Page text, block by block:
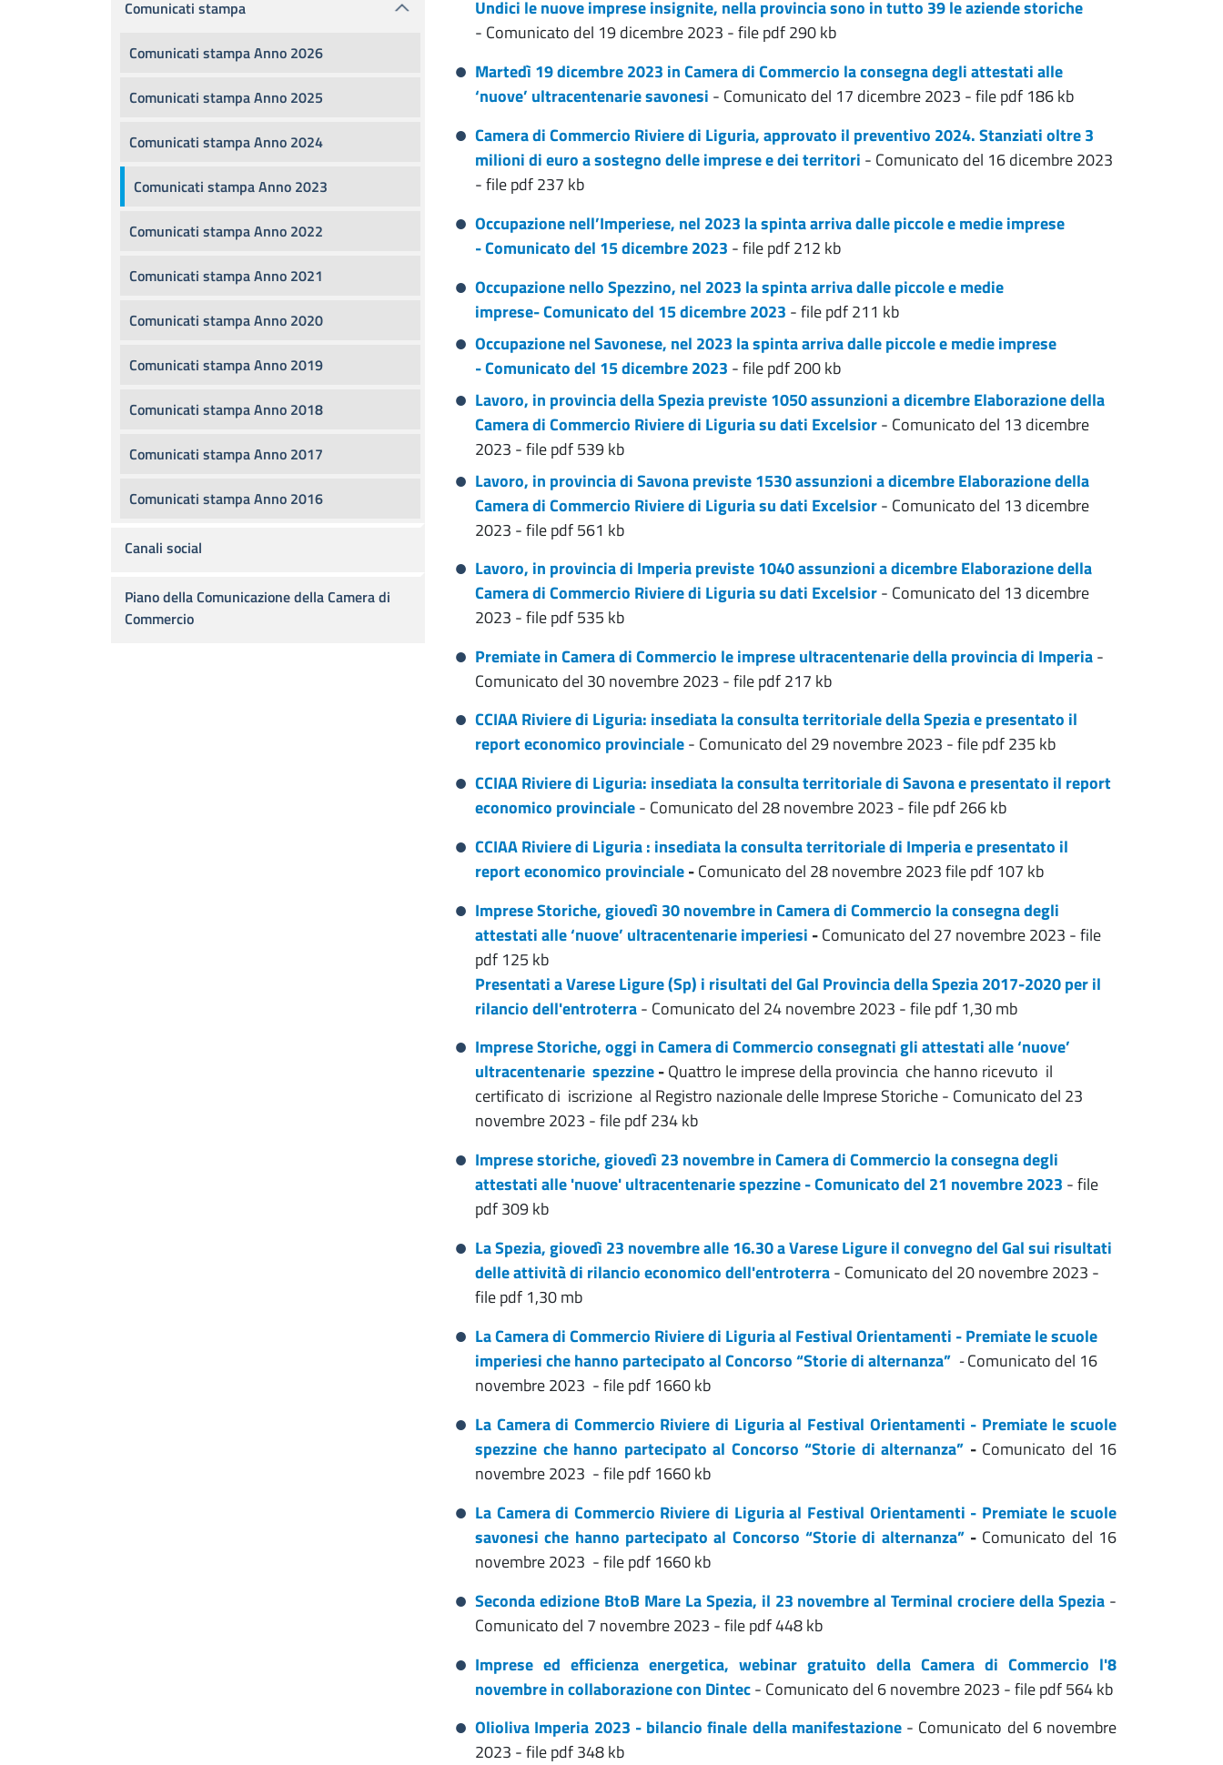
Undici le nuove imprese insignite, nella provincia sono in tutto 39 le aziende storiche
- Comunicato del 19 dicembre 2023 - file pdf 290 kb
Martedì 19 dicembre 2023 in Camera di Commercio la consegna degli attestati alle
‘nuove’ ultracentenarie savonesi - Comunicato del 17 dicembre 2023 - file pdf 186 kb
Camera di Commercio Riviere di Liguria, approvato il preventivo 2024. Stanziati oltre 3
milioni di euro a sostegno delle imprese e dei territori - Comunicato del 16 dicembre 2023
- file pdf 237 kb
Occupazione nell’Imperiese, nel 2023 la spinta arriva dalle piccole e medie imprese
- Comunicato del 15 dicembre 2023 - file pdf 212 kb
Occupazione nello Spezzino, nel 2023 la spinta arriva dalle piccole e medie
imprese- Comunicato del 15 dicembre 2023 - file pdf 211 kb
Occupazione nel Savonese, nel 2023 la spinta arriva dalle piccole e medie imprese
- Comunicato del 15 dicembre 2023 - file pdf 200 kb
Lavoro, in provincia della Spezia previste 1050 assunzioni a dicembre Elaborazione della
Camera di Commercio Riviere di Liguria su dati Excelsior- Comunicato del 13 dicembre
2023 - file pdf 539 kb
Lavoro, in provincia di Savona previste 1530 assunzioni a dicembre Elaborazione della
Camera di Commercio Riviere di Liguria su dati Excelsior- Comunicato del 13 dicembre
2023 - file pdf 561 kb
Lavoro, in provincia di Imperia previste 1040 assunzioni a dicembre Elaborazione della
Camera di Commercio Riviere di Liguria su dati Excelsior- Comunicato del 13 dicembre
2023 - file pdf 535 kb
Premiate in Camera di Commercio le imprese ultracentenarie della provincia di Imperia-
Comunicato del 30 novembre 2023 - file pdf 217 kb
CCIAA Riviere di Liguria: insediata la consulta territoriale della Spezia e presentato il
report economico provinciale- Comunicato del 29 novembre 2023 - file pdf 235 kb
CCIAA Riviere di Liguria: insediata la consulta territoriale di Savona e presentato il report
economico provinciale- Comunicato del 28 novembre 2023 - file pdf 266 kb
CCIAA Riviere di Liguria : insediata la consulta territoriale di Imperia e presentato il
report economico provinciale-Comunicato del 28 novembre 2023 file pdf 107 kb
Imprese Storiche, giovedì 30 novembre in Camera di Commercio la consegna degli
attestati alle ‘nuove’ ultracentenarie imperiesi -Comunicato del 27 novembre 2023 - file
pdf 125 kb
Presentati a Varese Ligure (Sp) i risultati del Gal Provincia della Spezia 2017-2020 per il
rilancio dell'entroterra- Comunicato del 24 novembre 2023 - file pdf 1,30 mb
Imprese Storiche, oggi in Camera di Commercio consegnati gli attestati alle ‘nuove’
ultracentenarie spezzine-Quattro le imprese della provincia che hanno ricevuto il
certificato di iscrizione al Registro nazionale delle Imprese Storiche - Comunicato del 23
novembre 2023 - file pdf 234 kb
Imprese storiche, giovedì 23 novembre in Camera di Commercio la consegna degli
attestati alle 'nuove' ultracentenarie spezzine - Comunicato del 21 novembre 2023 - file
pdf 309 kb
La Spezia, giovedì 23 novembre alle 16.30 a Varese Ligure il convegno del Gal sui risultati
delle attività di rilancio economico dell'entroterra- Comunicato del 20 novembre 2023 -
file pdf 1,30 mb
La Camera di Commercio Riviere di Liguria al Festival Orientamenti - Premiate le scuole
imperiesi che hanno partecipato al Concorso “Storie di alternanza” -Comunicato del 16
novembre 2023 - file pdf 1660 kb
La Camera di Commercio Riviere di Liguria al Festival Orientamenti - Premiate le scuole
spezzine che hanno partecipato al Concorso “Storie di alternanza” - Comunicato del 16
novembre 2023 - file pdf 1660 kb
La Camera di Commercio Riviere di Liguria al Festival Orientamenti - Premiate le scuole
savonesi che hanno partecipato al Concorso “Storie di alternanza” - Comunicato del 16
novembre 2023 - file pdf 1660 kb
Seconda edizione BtoB Mare La Spezia, il 23 novembre al Terminal crociere della Spezia -
Comunicato del 7 novembre 2023 - file pdf 448 kb
Imprese ed efficienza energetica, webinar gratuito della Camera di Commercio l'8
novembre in collaborazione con Dintec- Comunicato del 6 novembre 2023 - file pdf 564 kb
Olioliva Imperia 2023 - bilancio finale della manifestazione - Comunicato del 6 novembre
2023 - file pdf 348 kb
Comunicati stampa
Comunicati stampa Anno 2026
Comunicati stampa Anno 2025
Comunicati stampa Anno 2024
Comunicati stampa Anno 2023
Comunicati stampa Anno 2022
Comunicati stampa Anno 2021
Comunicati stampa Anno 2020
Comunicati stampa Anno 2019
Comunicati stampa Anno 2018
Comunicati stampa Anno 2017
Comunicati stampa Anno 2016
Canali social
Piano della Comunicazione della Camera di
Commercio